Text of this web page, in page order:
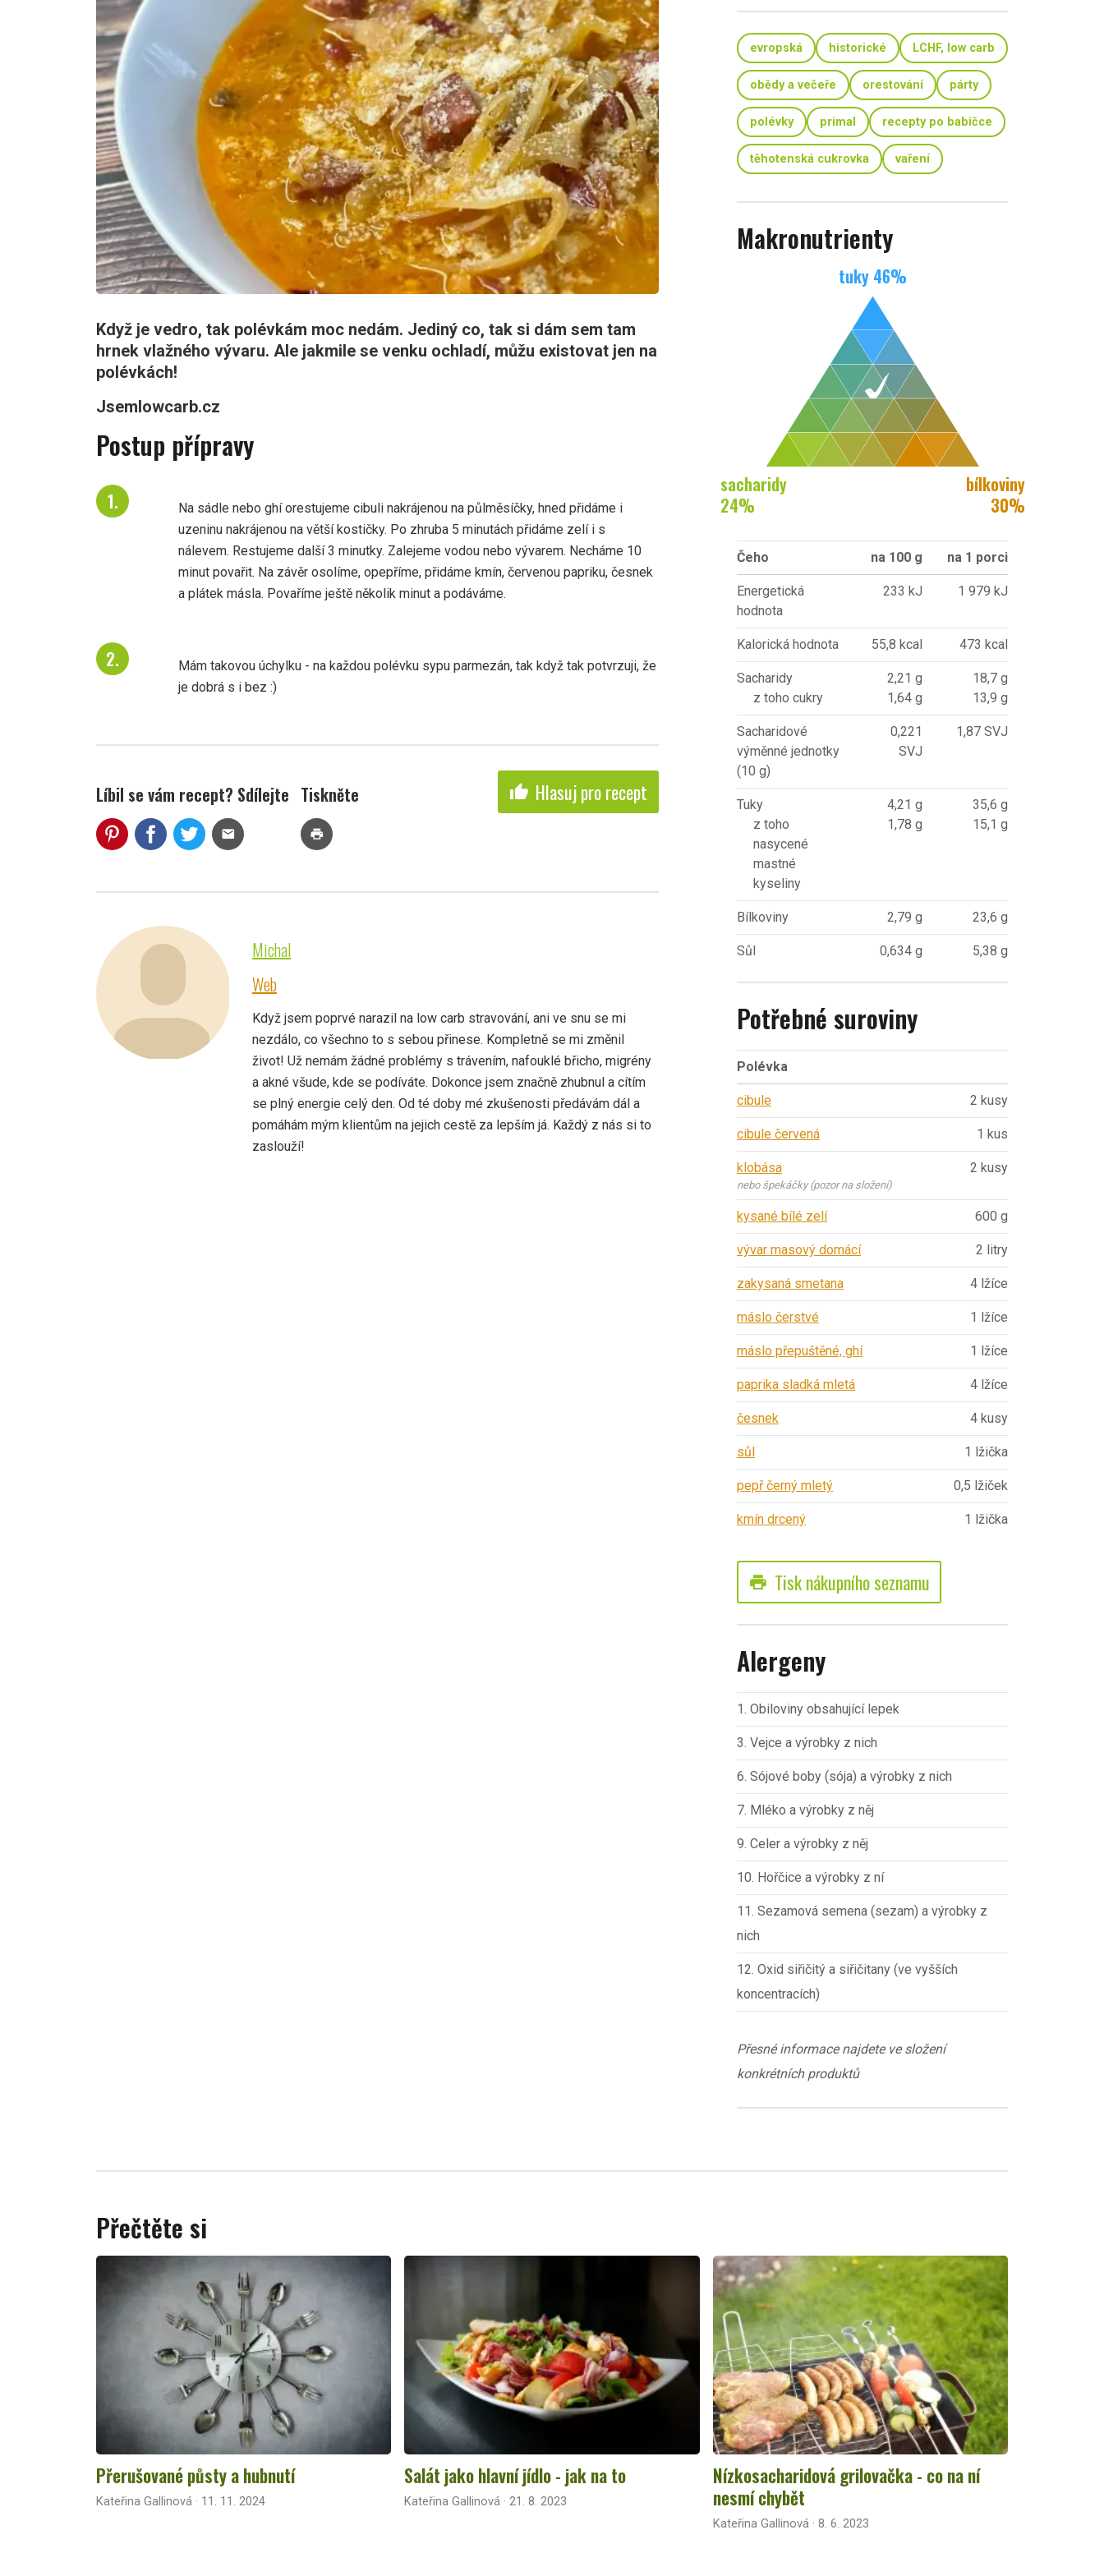
Když je vedro, tak polévkám moc nedám. Jediný co, tak si dám sem tam
hrnek vlažného vývaru. Ale jakmile se venku ochladí, můžu existovat jen na
polévkách!
Jsemlowcarb.cz
Postup přípravy
Na sádle nebo ghí orestujeme cibuli nakrájenou na půlměsíčky, hned přidáme i
uzeninu nakrájenou na větší kostičky. Po zhruba 5 minutách přidáme zelí i s
nálevem. Restujeme další 3 minutky. Zalejeme vodou nebo vývarem. Necháme 10
minut povařit. Na závěr osolíme, opepříme, přidáme kmín, červenou papriku, česnek
a plátek másla. Povaříme ještě několik minut a podáváme.
Mám takovou úchylku - na každou polévku sypu parmezán, tak když tak potvrzuji, že
je dobrá s i bez :)
Líbil se vám recept? Sdílejte
mail
Tiskněte
print
thumb_up Hlasuj pro recept
Michal
Web
Když jsem poprvé narazil na low carb stravování, ani ve snu se mi
nezdálo, co všechno to s sebou přinese. Kompletně se mi změnil
život! Už nemám žádné problémy s trávením, nafouklé břicho, migrény
a akné všude, kde se podíváte. Dokonce jsem značně zhubnul a cítím
se plný energie celý den. Od té doby mé zkušenosti předávám dál a
pomáhám mým klientům na jejich cestě za lepším já. Každý z nás si to
zaslouží!
evropská historické LCHF, low carb
obědy a večeře orestování párty
polévky primal recepty po babičce
těhotenská cukrovka vaření
Makronutrienty
tuky 46%
sacharidy
24%
bílkoviny
30%
Čeho na 100 g na 1 porci
Energetická
hodnota
233 kJ 1 979 kJ
Kalorická hodnota 55,8 kcal 473 kcal
Sacharidy
z toho cukry
2,21 g
1,64 g
18,7 g
13,9 g
Sacharidové
výměnné jednotky
(10 g)
0,221
SVJ
1,87 SVJ
Tuky
z toho
nasycené
mastné
kyseliny
4,21 g
1,78 g
35,6 g
15,1 g
Bílkoviny 2,79 g 23,6 g
Sůl 0,634 g 5,38 g
Potřebné suroviny
Polévka
cibule 2 kusy
cibule červená 1 kus
klobása
nebo špekáčky (pozor na složení)
2 kusy
kysané bílé zelí 600 g
vývar masový domácí 2 litry
zakysaná smetana 4 lžíce
máslo čerstvé 1 lžíce
máslo přepuštěné, ghí 1 lžíce
paprika sladká mletá 4 lžíce
česnek 4 kusy
sůl 1 lžička
pepř černý mletý 0,5 lžiček
kmín drcený 1 lžička
print Tisk nákupního seznamu
Alergeny
1. Obiloviny obsahující lepek
3. Vejce a výrobky z nich
6. Sójové boby (sója) a výrobky z nich
7. Mléko a výrobky z něj
9. Celer a výrobky z něj
10. Hořčice a výrobky z ní
11. Sezamová semena (sezam) a výrobky z
nich
12. Oxid siřičitý a siřičitany (ve vyšších
koncentracích)
Přesné informace najdete ve složení
konkrétních produktů
Přečtěte si
Přerušované půsty a hubnutí
Kateřina Gallinová · 11. 11. 2024
Salát jako hlavní jídlo - jak na to
Kateřina Gallinová · 21. 8. 2023
Nízkosacharidová grilovačka - co na ní
nesmí chybět
Kateřina Gallinová · 8. 6. 2023